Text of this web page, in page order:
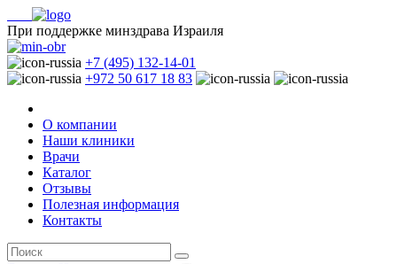
При поддержке минздрава Израиля
+7 (495) 132-14-01
+972 50 617 18 83
О компании
Наши клиники
Врачи
Каталог
Отзывы
Полезная информация
Контакты